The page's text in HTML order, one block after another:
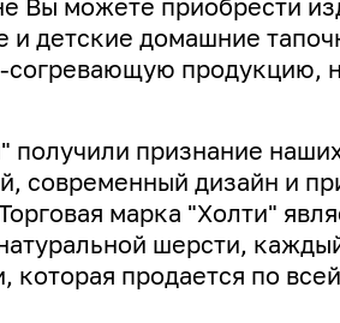
Вы можете приобрести
детские домашние
продукцию,
получили признание
современный дизайн и
марка "Холти"
шерсти,
которая продается по